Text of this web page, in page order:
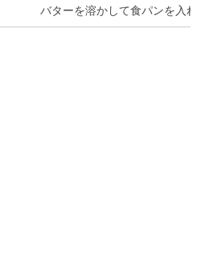
バターを溶かして食パンを入れ